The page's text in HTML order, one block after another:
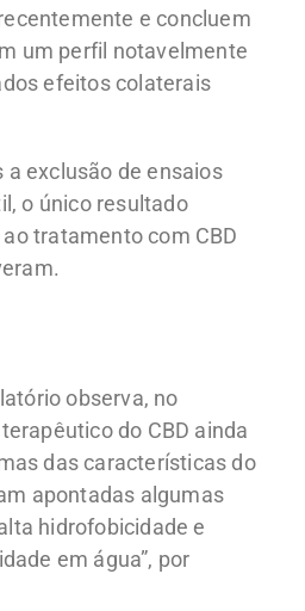
e concluem
um perfil notavelmente
efeitos colaterais
a exclusão de ensaios
o único resultado
tratamento com CBD
observa, no
do CBD ainda
das características do
apontadas algumas
hidrofobicidade e
em água”, por